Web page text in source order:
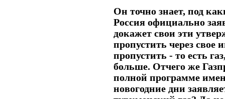
Он точно знает, под
Россия официально
докажет свои эти
пропустить через свое
пропустить - то есть
больше. Отчего же
полной программе
новогодние дни